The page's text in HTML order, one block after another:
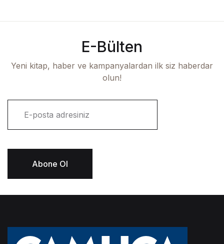
E-Bülten
Yeni kitap, haber ve kampanyalardan ilk siz haberdar
olun!
Abone Ol